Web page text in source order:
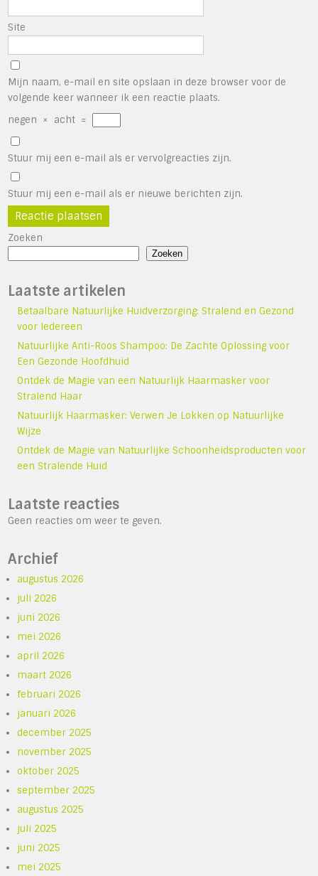
Site
Mijn naam, e-mail en site opslaan in deze browser voor de
volgende keer wanneer ik een reactie plaats.
negen × acht =
Stuur mij een e-mail als er vervolgreacties zijn.
Stuur mij een e-mail als er nieuwe berichten zijn.
Zoeken
Zoeken
Laatste artikelen
Betaalbare Natuurlijke Huidverzorging: Stralend en Gezond
voor Iedereen
Natuurlijke Anti-Roos Shampoo: De Zachte Oplossing voor
Een Gezonde Hoofdhuid
Ontdek de Magie van een Natuurlijk Haarmasker voor
Stralend Haar
Natuurlijk Haarmasker: Verwen Je Lokken op Natuurlijke
Wijze
Ontdek de Magie van Natuurlijke Schoonheidsproducten voor
een Stralende Huid
Laatste reacties
Geen reacties om weer te geven.
Archief
augustus 2026
juli 2026
juni 2026
mei 2026
april 2026
maart 2026
februari 2026
januari 2026
december 2025
november 2025
oktober 2025
september 2025
augustus 2025
juli 2025
juni 2025
mei 2025